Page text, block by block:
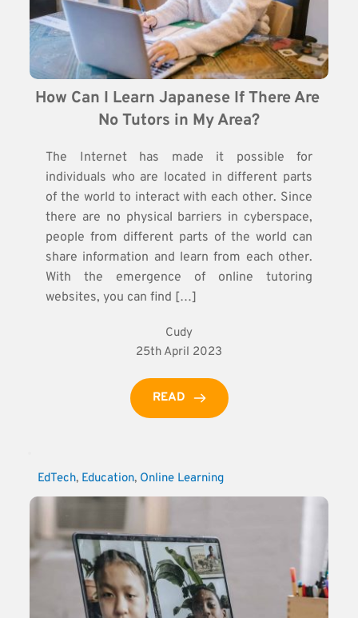
How Can I Learn Japanese If There Are
No Tutors in My Area?
The Internet has made it possible for
individuals who are located in different parts
of the world to interact with each other. Since
there are no physical barriers in cyberspace,
people from different parts of the world can
share information and learn from each other.
With the emergence of online tutoring
websites, you can find […]
Cudy
25th April 2023
READ
EdTech, Education, Online Learning